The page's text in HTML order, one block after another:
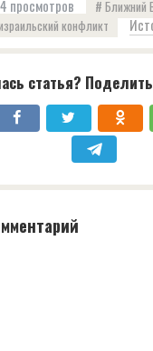
просмотров Ближний
конфликт
статья?